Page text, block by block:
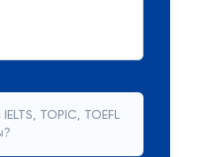
TOPIC, TOEFL